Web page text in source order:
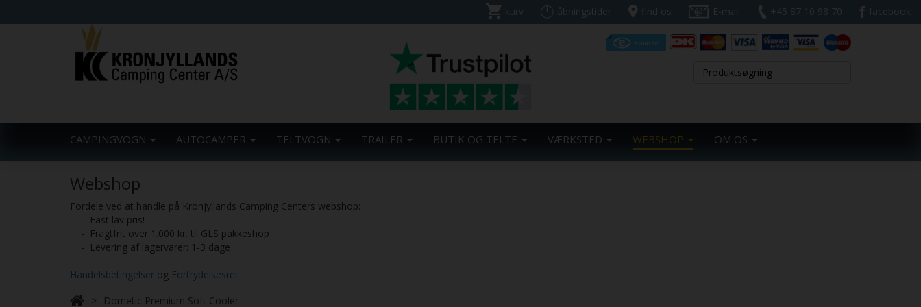
kurv åbningstider find os E-mail +45 87 10 98 70 facebook
CAMPINGVOGN AUTOCAMPER TELTVOGN TRAILER BUTIK OG TELTE VÆRKSTED WEBSHOP OM OS
Webshop
Fordele ved at handle på Kronjyllands Camping Centers webshop:
- Fast lav pris!
- Fragtfrit over 1.000 kr. til GLS pakkeshop
- Levering af lagervarer: 1-3 dage
Handelsbetingelser og Fortrydelsesret
Dometic Premium Soft Cooler